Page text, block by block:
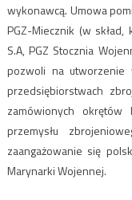
wykonawcą. Umowa
PGZ-Miecznik (w
S.A, PGZ Stocznia
pozwoli na utworzenie
przedsiębiorstwach
zamówionych
przemysłu
zaangażowanie się
Marynarki Wojennej.